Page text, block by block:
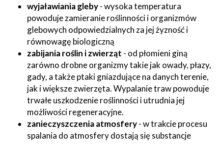
wyjaławiania gleby- wysoka temperatura
powoduje zamieranie roślinności i organizmów
glebowych odpowiedzialnych za jej żyzność i
równowagę biologiczną
zabijania roślin i zwierząt - od płomieni giną
zarówno drobne organizmy takie jak owady, płazy,
gady, a także ptaki gniazdujące na danych terenie,
jak i większe zwierzęta. Wypalanie traw powoduje
trwałe uszkodzenie roślinności i utrudnia jej
możliwości regeneracyjne.
zanieczyszczenia atmosfery- w trakcie procesu
spalania do atmosfery dostają się substancje